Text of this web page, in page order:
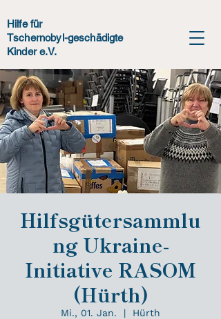
Hilfe für
Tschernobyl-geschädigte
Kinder e.V.
Hilfsgütersammlu
ng Ukraine-
Initiative RASOM
(Hürth)
Mi., 01. Jan.
  |
Hürth